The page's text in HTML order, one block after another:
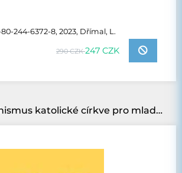
244-6372-8, 2023, Dřímal, L.
290 CZK247 CZK
Youcat-Katechismus katolické církve pro mladé-brožovaná-3. vydání